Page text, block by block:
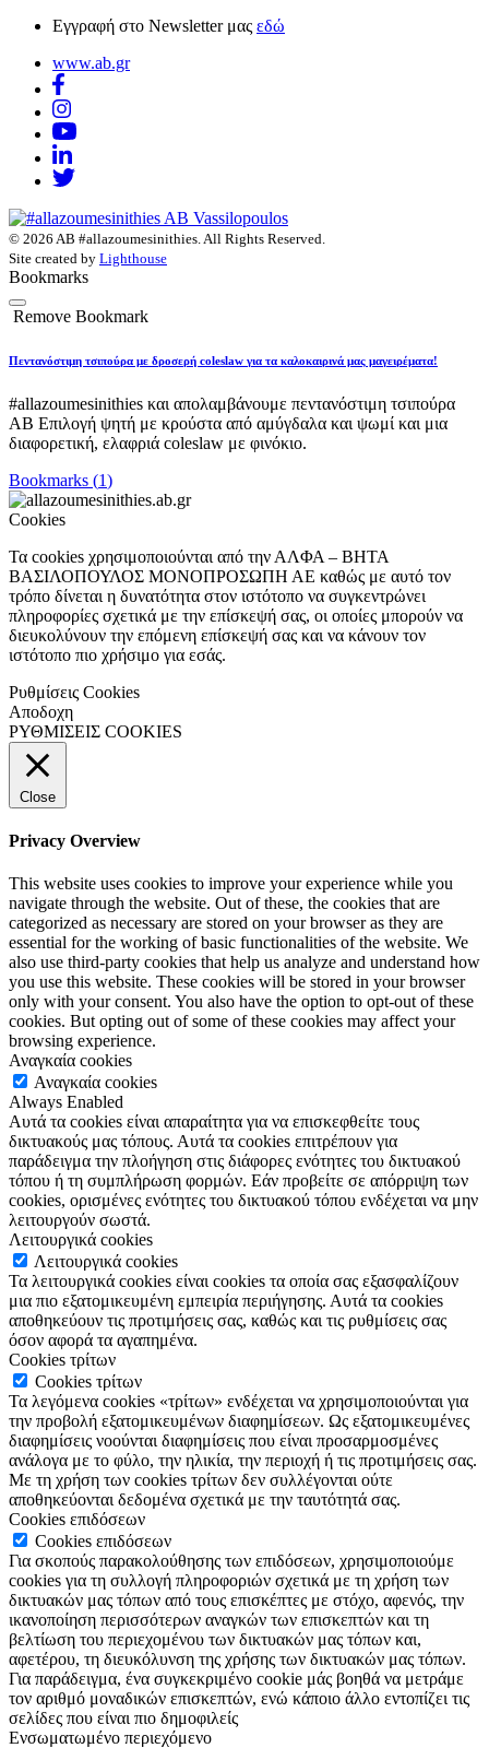
Εγγραφή στο Newsletter μας εδώ
www.ab.gr
© 2026 AB #allazoumesinithies. All Rights Reserved.
Site created by Lighthouse
Bookmarks
Remove Bookmark
Πεντανόστιμη τσιπούρα με δροσερή coleslaw για τα καλοκαιρινά μας μαγειρέματα!
#allazoumesinithies και απολαμβάνουμε πεντανόστιμη τσιπούρα
ΑΒ Επιλογή ψητή με κρούστα από αμύγδαλα και ψωμί και μια
διαφορετική, ελαφριά coleslaw με φινόκιο.
Bookmarks (1)
Cookies
Τα cookies χρησιμοποιούνται από την ΑΛΦΑ – ΒΗΤΑ
ΒΑΣΙΛΟΠΟΥΛΟΣ ΜΟΝΟΠΡΟΣΩΠΗ ΑΕ καθώς με αυτό τον
τρόπο δίνεται η δυνατότητα στον ιστότοπο να συγκεντρώνει
πληροφορίες σχετικά με την επίσκεψή σας, οι οποίες μπορούν να
διευκολύνουν την επόμενη επίσκεψή σας και να κάνουν τον
ιστότοπο πιο χρήσιμο για εσάς.
Ρυθμίσεις Cookies
Αποδοχη
ΡΥΘΜΙΣΕΙΣ COOKIES
Close
Privacy Overview
This website uses cookies to improve your experience while you
navigate through the website. Out of these, the cookies that are
categorized as necessary are stored on your browser as they are
essential for the working of basic functionalities of the website. We
also use third-party cookies that help us analyze and understand how
you use this website. These cookies will be stored in your browser
only with your consent. You also have the option to opt-out of these
cookies. But opting out of some of these cookies may affect your
browsing experience.
Αναγκαία cookies
Αναγκαία cookies
Always Enabled
Αυτά τα cookies είναι απαραίτητα για να επισκεφθείτε τους
δικτυακούς μας τόπους. Αυτά τα cookies επιτρέπουν για
παράδειγμα την πλοήγηση στις διάφορες ενότητες του δικτυακού
τόπου ή τη συμπλήρωση φορμών. Εάν προβείτε σε απόρριψη των
cookies, ορισμένες ενότητες του δικτυακού τόπου ενδέχεται να μην
λειτουργούν σωστά.
Λειτουργικά cookies
Λειτουργικά cookies
Τα λειτουργικά cookies είναι cookies τα οποία σας εξασφαλίζουν
μια πιο εξατομικευμένη εμπειρία περιήγησης. Αυτά τα cookies
αποθηκεύουν τις προτιμήσεις σας, καθώς και τις ρυθμίσεις σας
όσον αφορά τα αγαπημένα.
Cookies τρίτων
Cookies τρίτων
Τα λεγόμενα cookies «τρίτων» ενδέχεται να χρησιμοποιούνται για
την προβολή εξατομικευμένων διαφημίσεων. Ως εξατομικευμένες
διαφημίσεις νοούνται διαφημίσεις που είναι προσαρμοσμένες
ανάλογα με το φύλο, την ηλικία, την περιοχή ή τις προτιμήσεις σας.
Με τη χρήση των cookies τρίτων δεν συλλέγονται ούτε
αποθηκεύονται δεδομένα σχετικά με την ταυτότητά σας.
Cookies επιδόσεων
Cookies επιδόσεων
Για σκοπούς παρακολούθησης των επιδόσεων, χρησιμοποιούμε
cookies για τη συλλογή πληροφοριών σχετικά με τη χρήση των
δικτυακών μας τόπων από τους επισκέπτες με στόχο, αφενός, την
ικανοποίηση περισσότερων αναγκών των επισκεπτών και τη
βελτίωση του περιεχομένου των δικτυακών μας τόπων και,
αφετέρου, τη διευκόλυνση της χρήσης των δικτυακών μας τόπων.
Για παράδειγμα, ένα συγκεκριμένο cookie μάς βοηθά να μετράμε
τον αριθμό μοναδικών επισκεπτών, ενώ κάποιο άλλο εντοπίζει τις
σελίδες που είναι πιο δημοφιλείς
Ενσωματωμένο περιεχόμενο